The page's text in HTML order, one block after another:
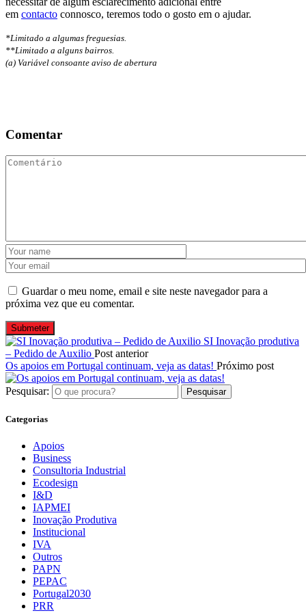
em contacto connosco, teremos todo o gosto em o ajudar.
*Limitado a algumas freguesias.
**Limitado a alguns bairros.
(a) Variável consoante aviso de abertura
Comentar
Guardar o meu nome, email e site neste navegador para a
próxima vez que eu comentar.
SI Inovação produtiva
– Pedido de Auxilio Post anterior
Os apoios em Portugal continuam, veja as datas! Próximo post
Pesquisar:
Categorias
Apoios
Business
Consultoria Industrial
Ecodesign
I&D
IAPMEI
Inovação Produtiva
Institucional
IVA
Outros
PAPN
PEPAC
Portugal2030
PRR